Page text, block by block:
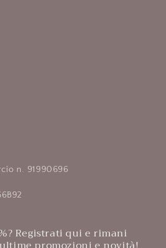
n. 91990696
Registrati qui e rimani